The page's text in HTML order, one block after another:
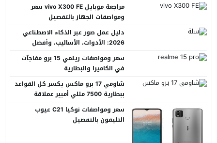
مراجعة موبايل vivo X300 FE سعر
ومواصفات الجهاز بالتفصيل
دليل عمل صور عبر الذكاء الاصطناعي
2026: الأدوات، الأساليب، وأفضل
سعر ومواصفات ريلمي 15 برو مفاجآت
في الكاميرا والبطارية
شاومي 17 برو ماكس يكسر كل القواعد
ببطارية 7500 مللي أمبير عملاقة
سعر ومواصفات نوكيا C21 عيوب
التليفون بالتفصيل